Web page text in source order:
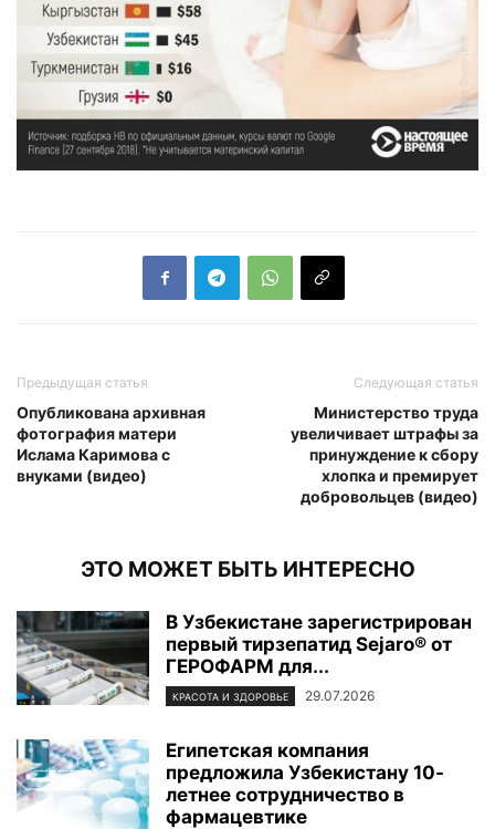
Предыдущая статья
Опубликована архивная
фотография матери
Ислама Каримова с
внуками (видео)
Следующая статья
Министерство труда
увеличивает штрафы за
принуждение к сбору
хлопка и премирует
добровольцев (видео)
ЭТО МОЖЕТ БЫТЬ ИНТЕРЕСНО
В Узбекистане зарегистрирован
первый тирзепатид Sejaro® от
ГЕРОФАРМ для...
КРАСОТА И ЗДОРОВЬЕ 29.07.2026
Египетская компания
предложила Узбекистану 10-
летнее сотрудничество в
фармацевтике